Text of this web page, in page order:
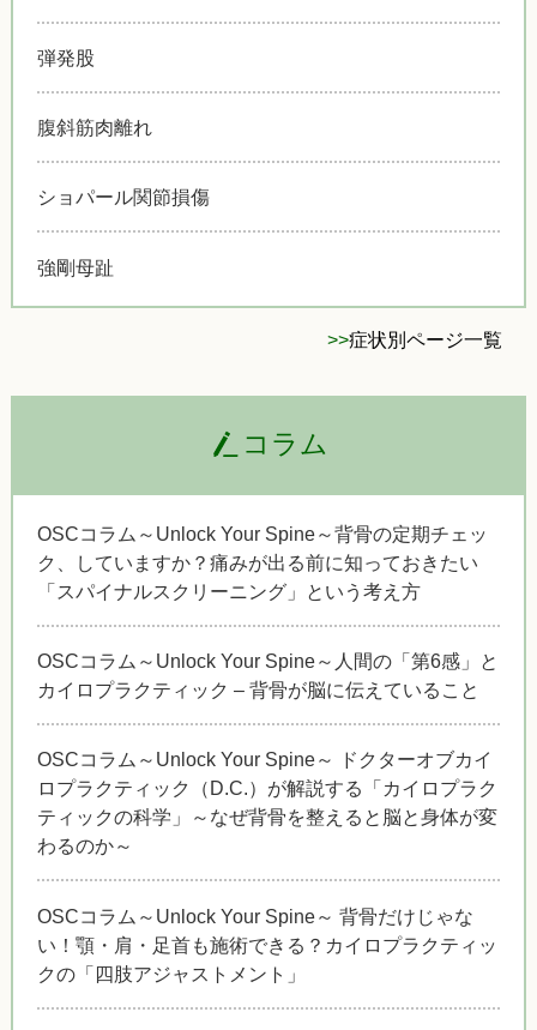
弾発股
腹斜筋肉離れ
ショパール関節損傷
強剛母趾
>>症状別ページ一覧
コラム
OSCコラム～Unlock Your Spine～背骨の定期チェッ
ク、していますか？痛みが出る前に知っておきたい
「スパイナルスクリーニング」という考え方
OSCコラム～Unlock Your Spine～人間の「第6感」と
カイロプラクティック – 背骨が脳に伝えていること
OSCコラム～Unlock Your Spine～ ドクターオブカイ
ロプラクティック（D.C.）が解説する「カイロプラク
ティックの科学」～なぜ背骨を整えると脳と身体が変
わるのか～
OSCコラム～Unlock Your Spine～ 背骨だけじゃな
い！顎・肩・足首も施術できる？カイロプラクティッ
クの「四肢アジャストメント」